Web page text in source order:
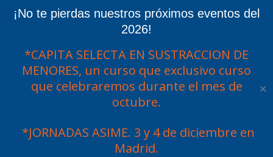
¡No te pierdas nuestros próximos eventos del
2026!
*CAPITA SELECTA EN SUSTRACCION DE
MENORES, un curso que exclusivo curso
que celebraremos durante el mes de
octubre.
*JORNADAS ASIME. 3 y 4 de diciembre en
Madrid.
✕